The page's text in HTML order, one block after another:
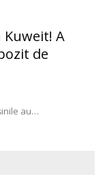
Kuweit! A
de
au…